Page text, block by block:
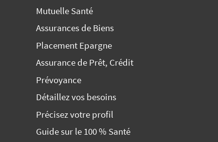
Mutuelle Santé
Assurances de Biens
Placement Epargne
Assurance de Prêt, Crédit
Prévoyance
Détaillez vos besoins
Précisez votre profil
Guide sur le 100 % Santé